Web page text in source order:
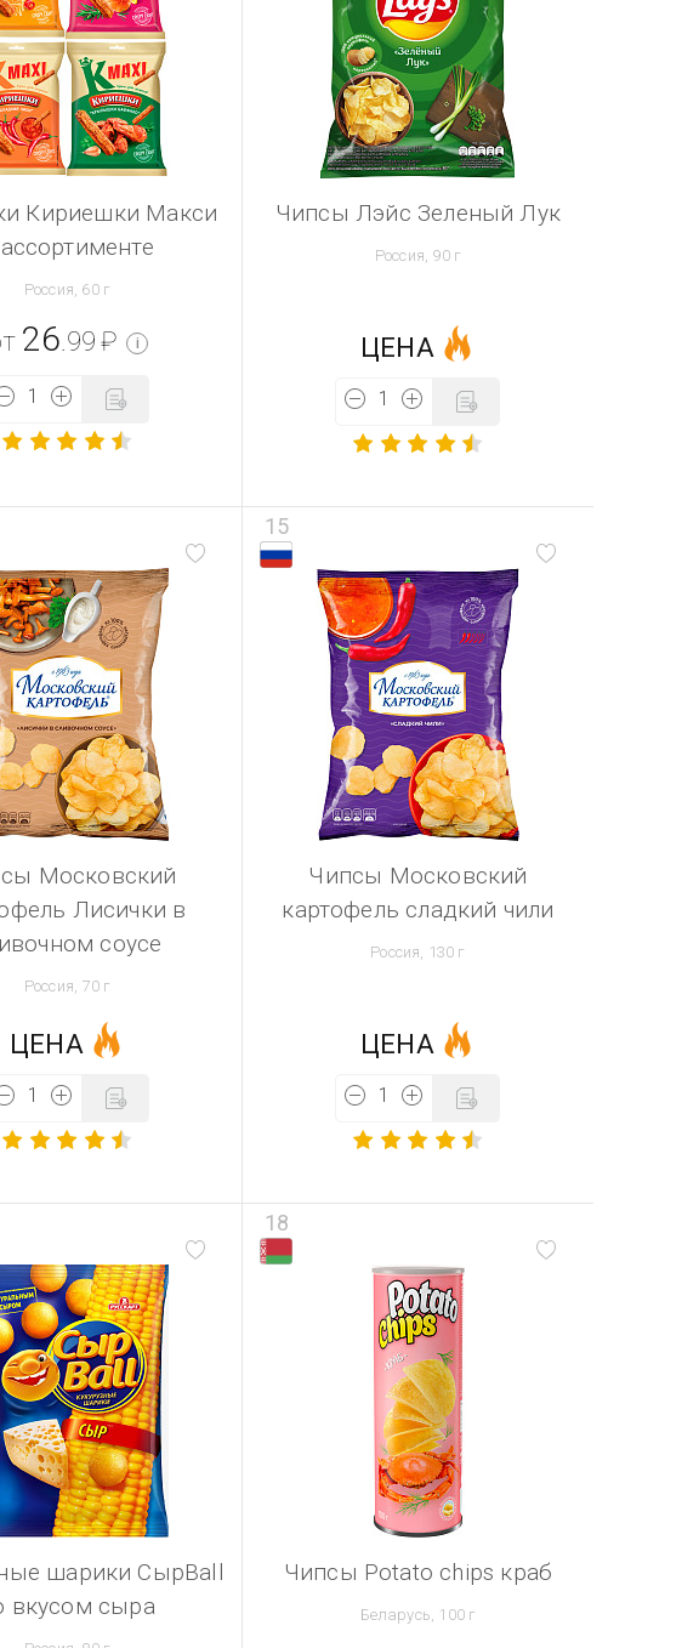
Кириешки Макси
Россия, 60 г
26 .99 ₽ i
Чипсы Лэйс Зеленый Лук
Россия, 90 г
ЦЕНА
Московский
Лисички в
соусе
Россия, 70 г
ЦЕНА
15
Чипсы Московский
картофель сладкий чили
Россия, 130 г
ЦЕНА
шарики СырBall
вкусом сыра
18
Чипсы Potato chips краб
Беларусь, 100 г